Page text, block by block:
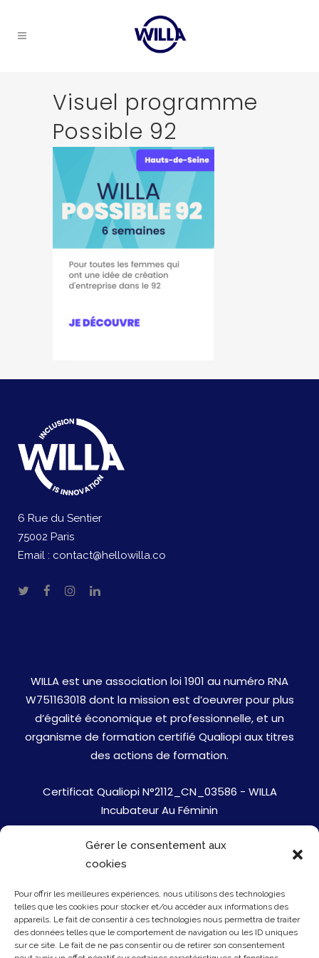
Gérer le consentement aux
cookies
Pour offrir les meilleures expériences, nous utilisons des technologies
telles que les cookies pour stocker et/ou accéder aux informations des
appareils. Le fait de consentir à ces technologies nous permettra de traiter
des données telles que le comportement de navigation ou les ID uniques
sur ce site. Le fait de ne pas consentir ou de retirer son consentement
Visuel programme
Possible 92
6 Rue du Sentier
75002 Paris
Email : contact@hellowilla.co
WILLA est une association loi 1901 au numéro RNA
W751163018 dont la mission est d’oeuvrer pour plus
d’égalité économique et professionnelle, et un
organisme de formation certifié Qualiopi aux titres
des actions de formation.
Certificat Qualiopi N°2112_CN_03586 - WILLA
Incubateur Au Féminin
Jobs
Mentions Légales
Politique de cookies
Presse